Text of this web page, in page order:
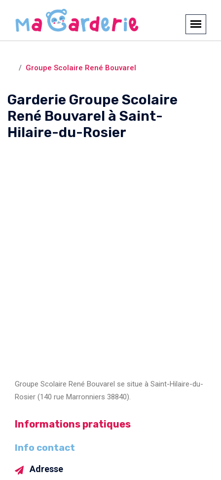
Groupe Scolaire René Bouvarel
Garderie Groupe Scolaire
René Bouvarel à Saint-
Hilaire-du-Rosier
Groupe Scolaire René Bouvarel se situe à Saint-Hilaire-du-
Rosier (140 rue Marronniers 38840).
Informations pratiques
Info contact
Adresse